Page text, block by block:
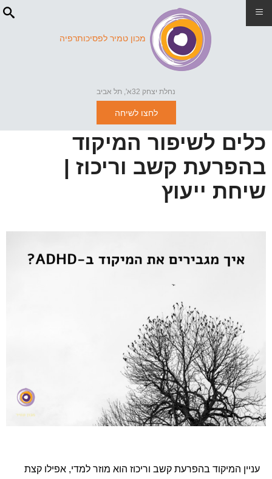
מכון טמיר לפסיכותרפיה
נחלת יצחק 32א', תל אביב
לחצו לשיחה
כלים לשיפור המיקוד
בהפרעת קשב וריכוז |
שיחת ייעוץ
עניין המיקוד בהפרעת קשב וריכוז הוא מוזר למדי, אפילו קצת
≡